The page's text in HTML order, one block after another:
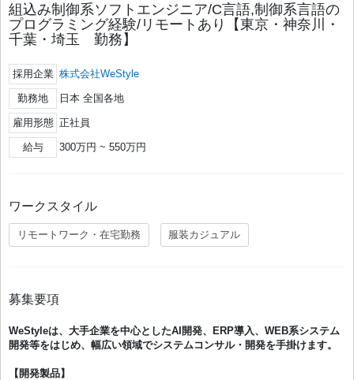
組込み制御系ソフトエンジニア/C⾔語,制御系⾔語の
プログラミング経験/リモートあり【東京・神奈川・
千葉・埼玉 勤務】
採用企業 株式会社WeStyle
勤務地 日本 全国各地
雇用形態 正社員
給与 300万円 ~ 550万円
ワークスタイル
リモートワーク・在宅勤務 服装カジュアル
募集要項
WeStyleは、⼤⼿企業を中⼼としたAI開発、ERP導入、WEB系システム
開発等をはじめ、幅広い領域でシステムコンサル・開発を⼿掛けます。
【開発製品】